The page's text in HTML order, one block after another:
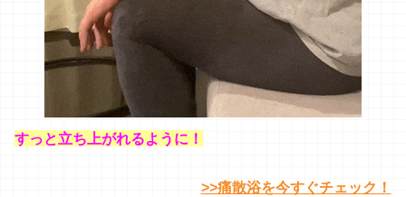
すっと立ち上がれるように！
>>痛散浴を今すぐチェック！